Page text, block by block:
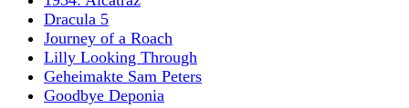
Dracula 5
Journey of a Roach
Lilly Looking Through
Geheimakte Sam Peters
Goodbye Deponia